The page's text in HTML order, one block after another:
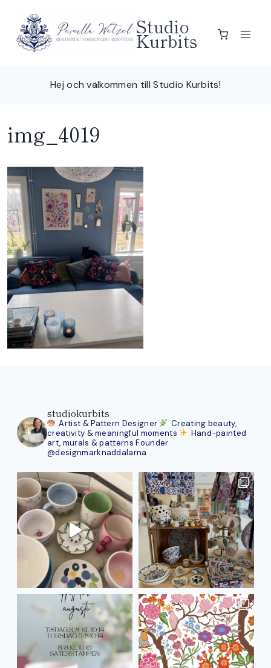
content
Studio
Kurbits
Hej och välkommen till Studio Kurbits!
img_4019
studiokurbits
Artist & Pattern Designer
Creating beauty,
creativity & meaningful moments
Hand-painted
art, murals & patterns Founder
@designmarknaddalarna